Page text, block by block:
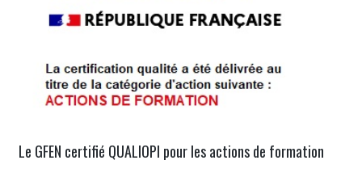
Le GFEN certifié QUALIOPI pour les actions de formation